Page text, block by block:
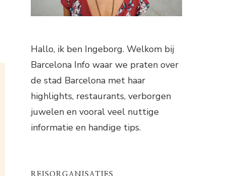
Hallo, ik ben Ingeborg. Welkom bij
Barcelona Info waar we praten over
de stad Barcelona met haar
highlights, restaurants, verborgen
juwelen en vooral veel nuttige
informatie en handige tips.
REISORGANISATIES